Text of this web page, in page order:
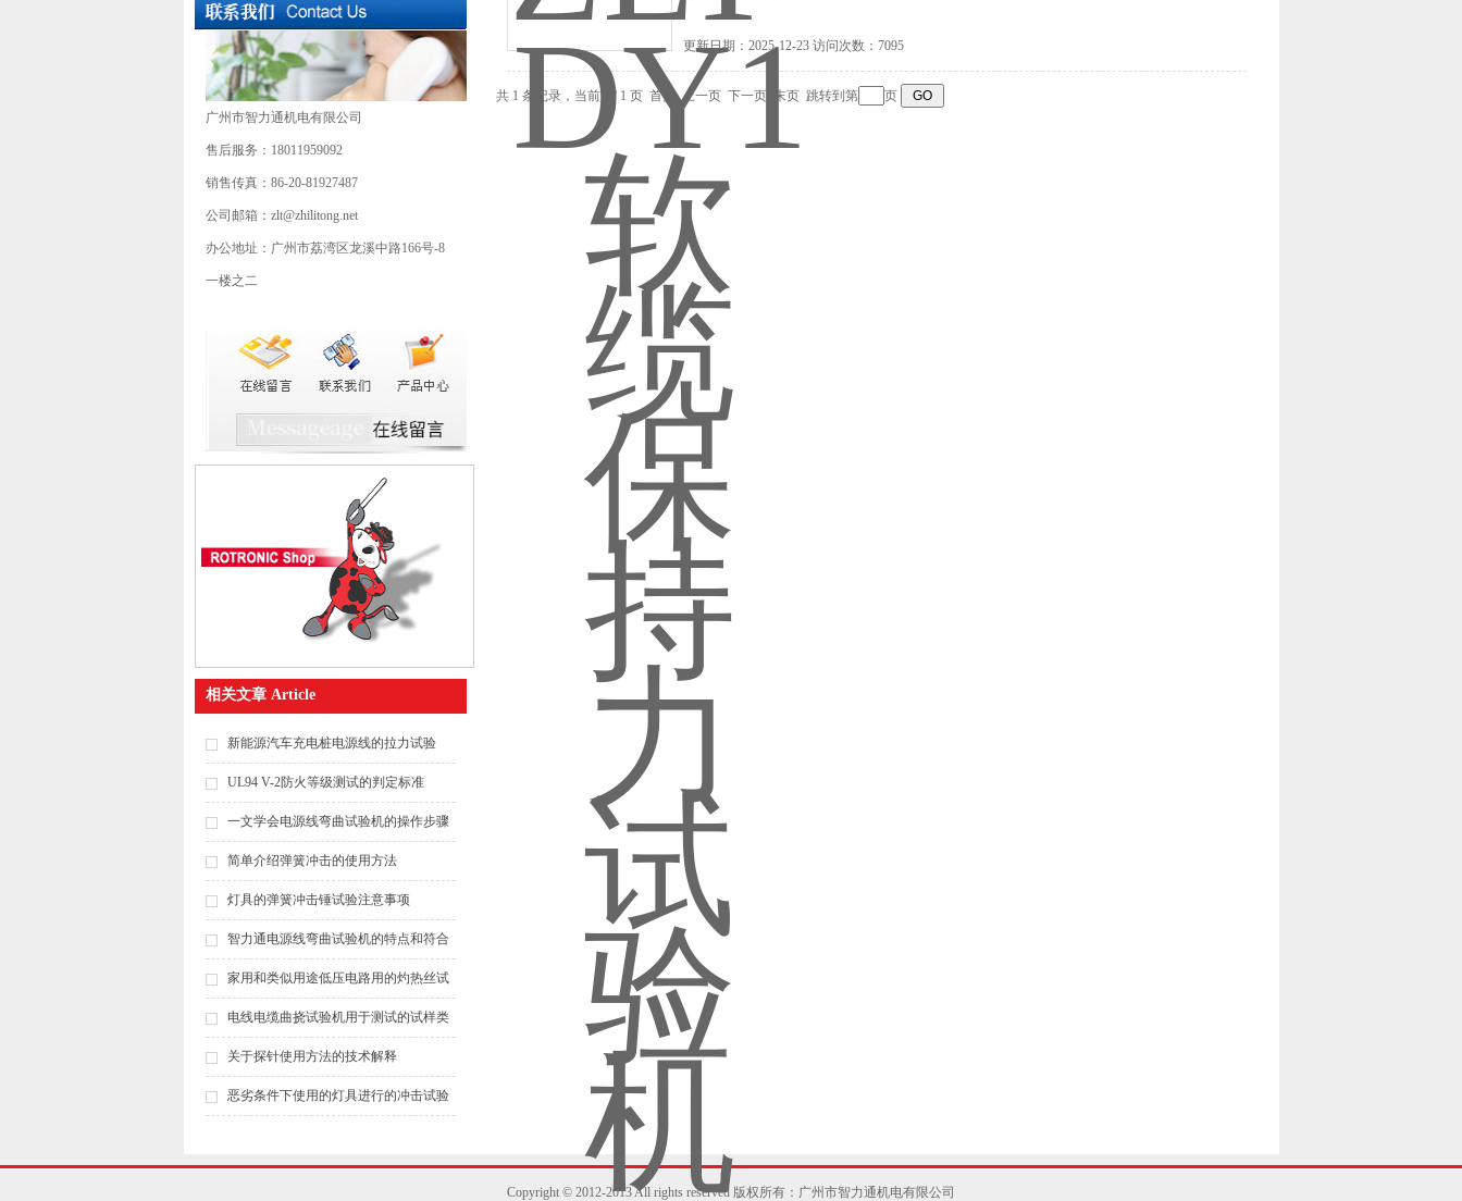
广州市智力通机电有限公司
售后服务：18011959092
销售传真：86-20-81927487
公司邮箱：zlt@zhilitong.net
办公地址：广州市荔湾区龙溪中路166号-8
一楼之二
相关文章 Article
新能源汽车充电桩电源线的拉力试验
UL94 V-2防火等级测试的判定标准
一文学会电源线弯曲试验机的操作步骤
简单介绍弹簧冲击的使用方法
灯具的弹簧冲击锤试验注意事项
智力通电源线弯曲试验机的特点和符合
标准
家用和类似用途低压电路用的灼热丝试
验温度
电线电缆曲挠试验机用于测试的试样类
型是多种多样的
关于探针使用方法的技术解释
恶劣条件下使用的灯具进行的冲击试验
更新日期：2025-12-23 访问次数：7095
共 1 条记录，当前 1 / 1 页 首页 上一页 下一页 末页 跳转到第 页
Copyright © 2012-2013 All rights reserved 版权所有：广州市智力通机电有限公司